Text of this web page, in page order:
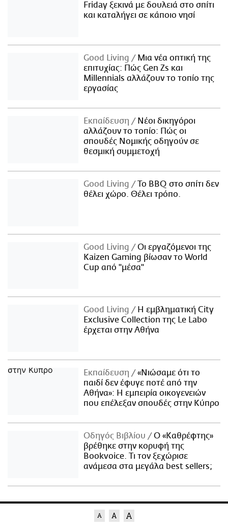
Friday ξεκινά με δουλειά στο σπίτι
και καταλήγει σε κάποιο νησί
Good Living
Μια νέα οπτική της
επιτυχίας: Πώς Gen Zs και
Millennials αλλάζουν το τοπίο της
εργασίας
Εκπαίδευση
Νέοι δικηγόροι
αλλάζουν το τοπίο: Πώς οι
σπουδές Νομικής οδηγούν σε
θεσμική συμμετοχή
Good Living
Το BBQ στο σπίτι δεν
θέλει χώρο. Θέλει τρόπο.
Good Living
Οι εργαζόμενοι της
Kaizen Gaming βίωσαν το World
Cup από "μέσα"
Good Living
Η εμβληματική City
Exclusive Collection της Le Labo
έρχεται στην Αθήνα
Εκπαίδευση
«Νιώσαμε ότι το
παιδί δεν έφυγε ποτέ από την
Αθήνα»: Η εμπειρία οικογενειών
που επέλεξαν σπουδές στην Κύπρο
Οδηγός Βιβλίου
Ο «Καθρέφτης»
βρέθηκε στην κορυφή της
Bookvoice. Τι τον ξεχώρισε
ανάμεσα στα μεγάλα best sellers;